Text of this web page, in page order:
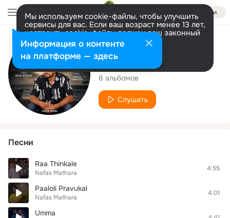
Войти
Мы используем cookie-файлы, чтобы улучшить
сервисы для вас. Если ваш возраст менее 13 лет,
настроить cookie-файлы должен ваш законный
представитель. Больше информации
Разрешить все Настроить
Исполнитель
Nafas Mathara
6 альбомов
Слушать
Песни
Raa Thinkale
Nafas Mathara
4:55
Paaloli Pravukal
Nafas Mathara
4:01
Umma
Информация о контенте
на платформе — здесь